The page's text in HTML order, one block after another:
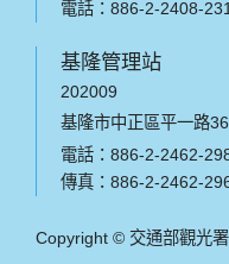
電話：886-2-2408-
基隆管理站
202009
基隆市中正區平一路
電話：886-2-2462-
傳真：886-2-2462-
Copyright © 交通部觀光